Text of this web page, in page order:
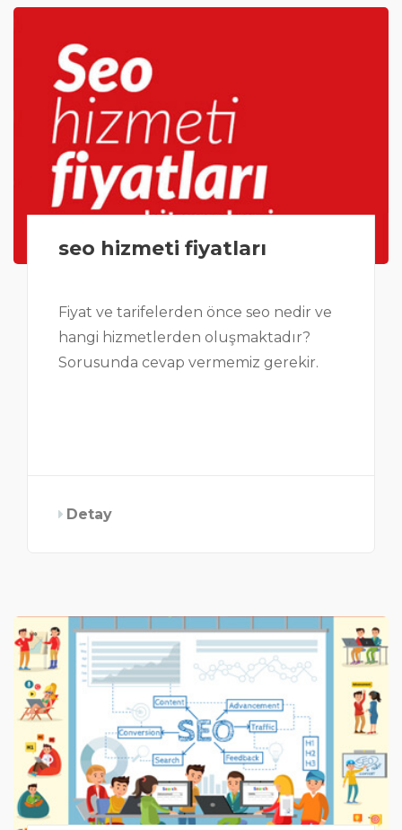
seo hizmeti fiyatları
Fiyat ve tarifelerden önce seo nedir ve
hangi hizmetlerden oluşmaktadır?
Sorusunda cevap vermemiz gerekir.
Detay